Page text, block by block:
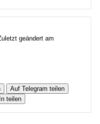
geändert am
Auf Telegram teilen
teilen